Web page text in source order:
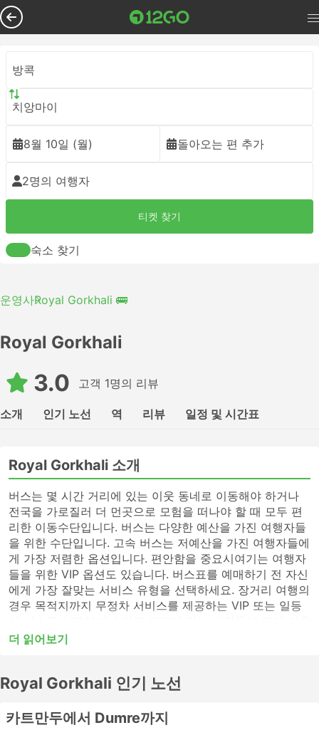
방콕
치앙마이
8월 10일 (월) 돌아오는 편 추가
2명의 여행자
티켓 찾기
숙소 찾기
운영사Royal Gorkhali 🚌
Royal Gorkhali
3.0 고객 1명의 리뷰
소개 인기 노선 역 리뷰 일정 및 시간표
Royal Gorkhali 소개
버스는 몇 시간 거리에 있는 이웃 동네로 이동해야 하거나
전국을 가로질러 더 먼곳으로 모험을 떠나야 할 때 모두 편
리한 이동수단입니다. 버스는 다양한 예산을 가진 여행자들
을 위한 수단입니다. 고속 버스는 저예산을 가진 여행자들에
게 가장 저렴한 옵션입니다. 편안함을 중요시여기는 여행자
들을 위한 VIP 옵션도 있습니다. 버스표를 예매하기 전 자신
에게 가장 잘맞는 서비스 유형을 선택하세요. 장거리 여행의
경우 목적지까지 무정차 서비스를 제공하는 VIP 또는 일등
하지 않는 버스역에 전화하여 표를 알아보세요. 고속 버스
이 야간 버스로 이동이 가능하며, 일부 버스는 쾌적한 여행
예매 전 시간표를 확인하세요. Royal Gorkhali에서 버스표
더 읽어보기
Royal Gorkhali 인기 노선
카트만두에서 Dumre까지